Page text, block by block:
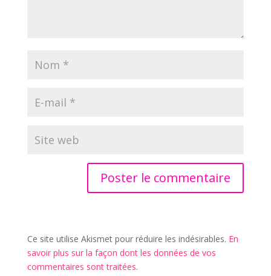
Ce site utilise Akismet pour réduire les indésirables. En
savoir plus sur la façon dont les données de vos
commentaires sont traitées.